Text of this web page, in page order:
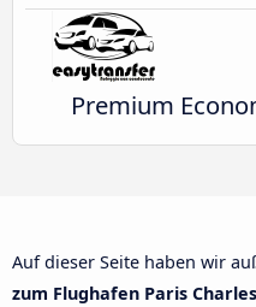
Premium
Auf dieser Seite haben wir
zum Flughafen Paris